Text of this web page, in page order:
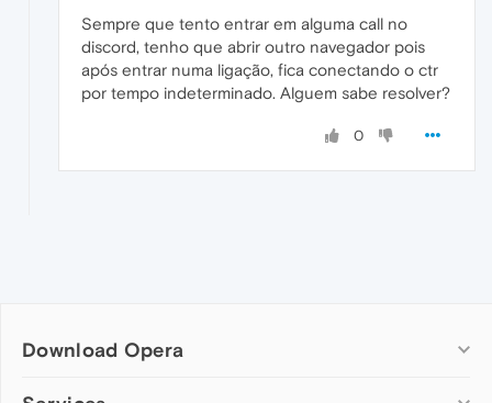
Sempre que tento entrar em alguma call no
discord, tenho que abrir outro navegador pois
após entrar numa ligação, fica conectando o ctr
por tempo indeterminado. Alguem sabe resolver?
0
Download Opera
Computer browsers